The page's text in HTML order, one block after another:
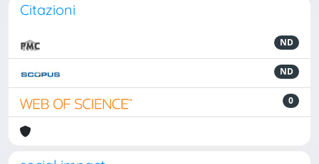
Citazioni
ND
ND
0